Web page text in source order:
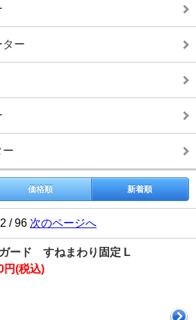
ター
ー
価格順 新着順
/ 96 次のページへ
ード すねまわり固定 L
円(税込)